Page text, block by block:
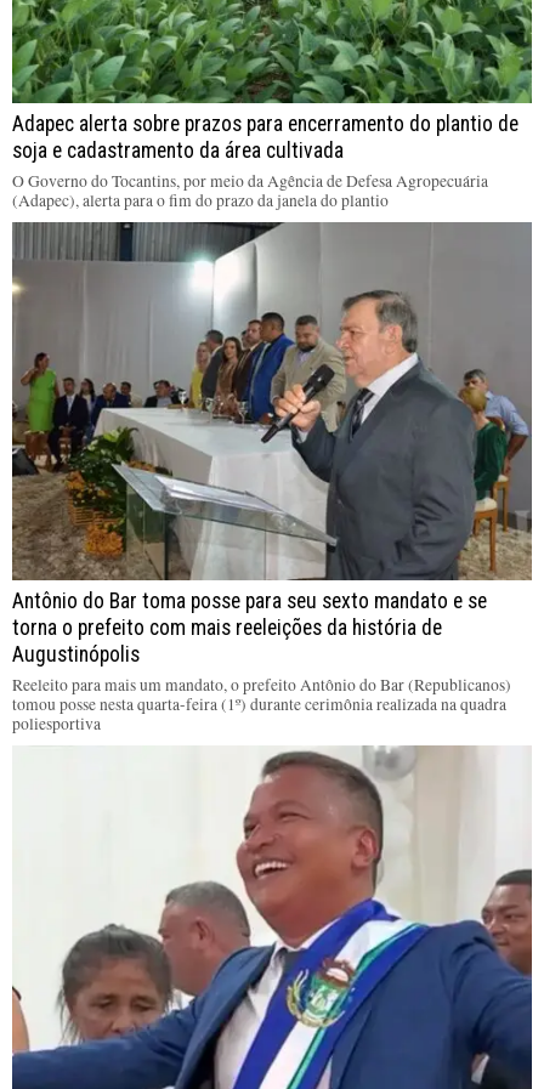
Adapec alerta sobre prazos para encerramento do plantio de
soja e cadastramento da área cultivada
O Governo do Tocantins, por meio da Agência de Defesa Agropecuária
(Adapec), alerta para o fim do prazo da janela do plantio
Antônio do Bar toma posse para seu sexto mandato e se
torna o prefeito com mais reeleições da história de
Augustinópolis
Reeleito para mais um mandato, o prefeito Antônio do Bar (Republicanos)
tomou posse nesta quarta-feira (1º) durante cerimônia realizada na quadra
poliesportiva